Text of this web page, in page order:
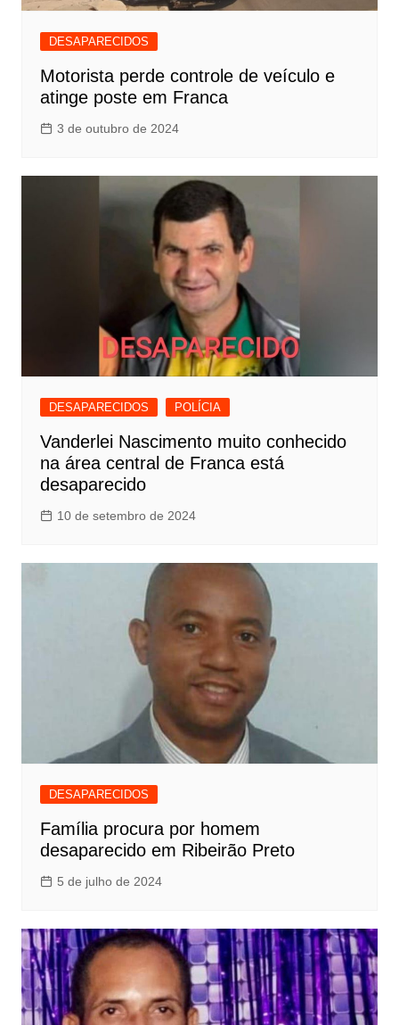
DESAPARECIDOS
Motorista perde controle de veículo e
atinge poste em Franca
3 de outubro de 2024
DESAPARECIDOS POLÍCIA
Vanderlei Nascimento muito conhecido
na área central de Franca está
desaparecido
10 de setembro de 2024
DESAPARECIDOS
Família procura por homem
desaparecido em Ribeirão Preto
5 de julho de 2024